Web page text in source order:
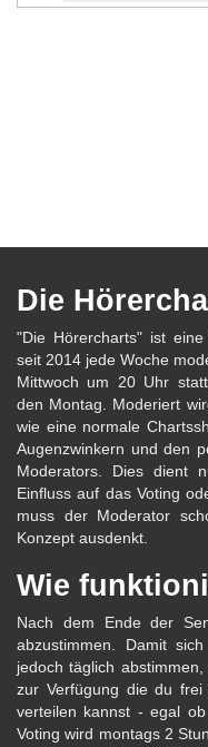
Die
"Die Hörercharts" ist
seit 2014 jede Woche
Mittwoch um 20 Uhr
den Montag. Moderiert
wie eine normale
Augenzwinkern und den
Moderators. Dies dient
Einfluss auf das Voting
muss der Moderator
Konzept ausdenkt.
Wie
Nach dem Ende der
abzustimmen. Damit
jedoch täglich
zur Verfügung die du frei
verteilen kannst - egal
Voting wird montags 2